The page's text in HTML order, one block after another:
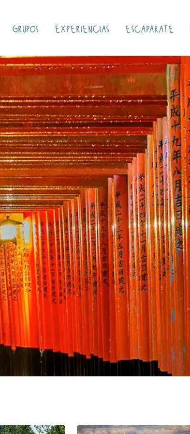
grupos experiencias escaparate